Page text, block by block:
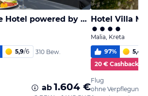
ALOE Boutique Hotel powered by Anissa Beach
5,9/6
310 Bew.
ab 1.604 €
Hotel Villa
Malia, Kreta
97% 5,4
20 € Cashback
Flug
ohne Verpflegung